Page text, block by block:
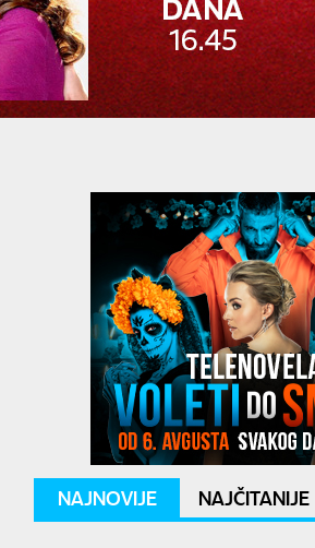
NAJNOVIJE NAJČITANIJE